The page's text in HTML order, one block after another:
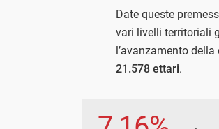
Date queste
vari livelli territoriali
l’avanzamento
21.578 ettari.